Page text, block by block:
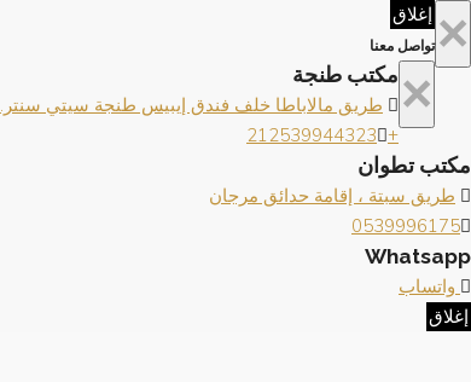
× إغلاق
تواصل معنا
× مكتب طنجة
طريق مالاباطا خلف فندق إيبيس طنجة سيتي سنتر.
+212539944323
مكتب تطوان
طريق سبتة ، إقامة حدائق مرجان
0539996175
Whatsapp
واتساب
إغلاق